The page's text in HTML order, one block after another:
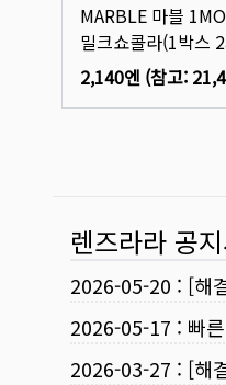
MARBLE 마블
밀크쇼콜라(1박스
2,140엔 (참고:
렌즈라라 공
2026-05-20 : [해
2026-05-17 : 빠
2026-03-27 : [해